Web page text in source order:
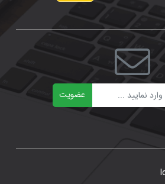
عضویت